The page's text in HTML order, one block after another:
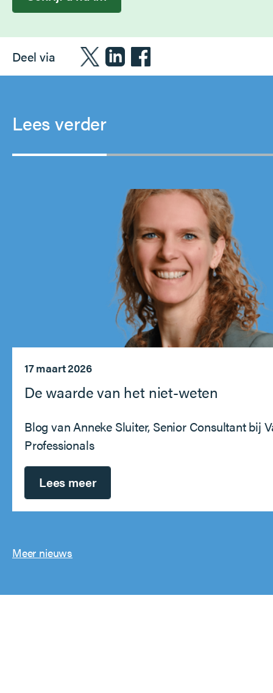
Deel via
Lees verder
17 maart 2026
De waarde van het niet-weten
Blog van Anneke Sluiter, Senior Consultant bij
Professionals
Lees meer
Meer nieuws